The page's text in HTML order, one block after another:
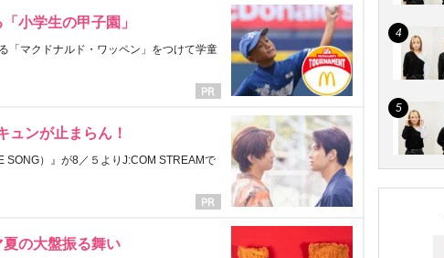
小学生の甲子園」
「マクドナルド・ワッペン」をつけて学童
ュンが止まらん！
SONG）』が8／５よりJ:COM STREAMで
の大盤振る舞い